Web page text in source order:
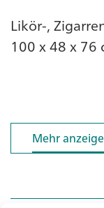
Likör-,
100 x 48 x 76
Mehr
Mehr